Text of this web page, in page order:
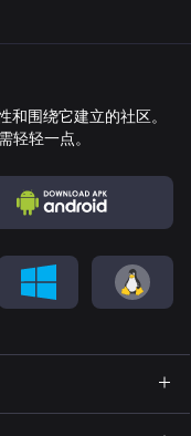
和围绕它建立的社区。
轻轻一点。